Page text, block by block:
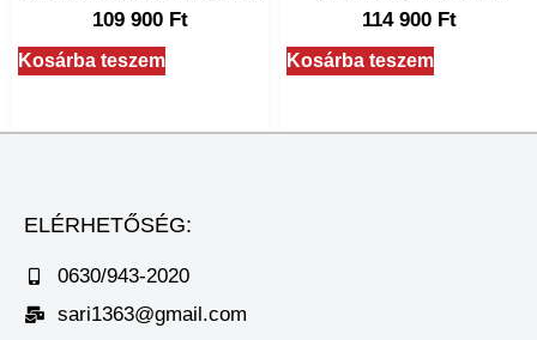
109 900 Ft
Kosárba teszem
114 900 Ft
Kosárba teszem
ELÉRHETŐSÉG:
0630/943-2020
sari1363@gmail.com